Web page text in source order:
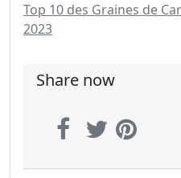
Top 10 des Graines de
2023
Share now